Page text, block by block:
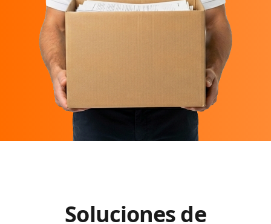
Soluciones de